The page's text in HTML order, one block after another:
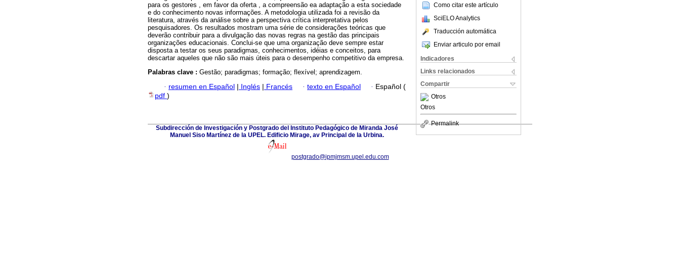
Como citar este artículo
SciELO Analytics
Traducción automática
Enviar articulo por email
Indicadores
Links relacionados
Compartir
Otros
Otros
Permalink
para os gestores , em favor da oferta , a compreensão ea adaptação a esta sociedade
e do conhecimento novas informações. A metodologia utilizada foi a revisão da
literatura, através da análise sobre a perspectiva crítica interpretativa pelos
pesquisadores. Os resultados mostram uma série de considerações teóricas que
deverão contribuir para a divulgação das novas regras na gestão das principais
organizações educacionais. Conclui-se que uma organização deve sempre estar
disposta a testar os seus paradigmas, conhecimentos, idéias e conceitos, para
descartar aqueles que não são mais úteis para o desempenho competitivo da empresa.
Palabras clave : Gestão; paradigmas; formação; flexível; aprendizagem.
· resumen en Español | Inglés | Francés · texto en Español · Español (
pdf )
Subdirección de Investigación y Postgrado del Instituto Pedagógico de Miranda José
Manuel Siso Martínez de la UPEL. Edificio Mirage, av Principal de la Urbina.
postgrado@ipmjmsm.upel.edu.com